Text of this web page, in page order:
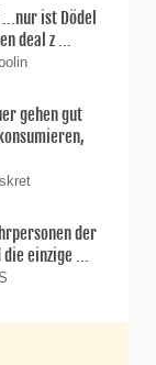
ist Dödel
deal z ...
gehen gut
der
einzige ...